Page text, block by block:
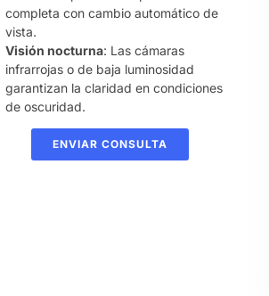
completa con cambio automático de
vista.
Visión nocturna: Las cámaras
infrarrojas o de baja luminosidad
garantizan la claridad en condiciones
de oscuridad.
ENVIAR CONSULTA